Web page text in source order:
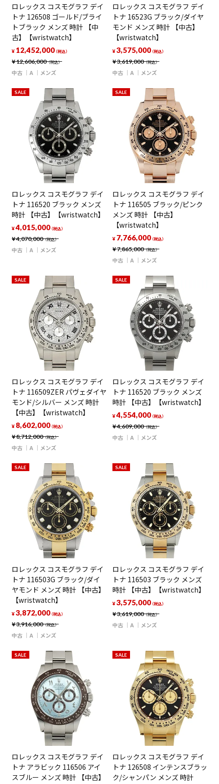
ロレックス コスモグラフ デイ
トナ 126508 ゴールド/ブライ
トブラック メンズ 時計 【中
古】【wristwatch】
¥12,606,000（税込）
¥ 12,452,000（税込）
中古 A メンズ
ロレックス コスモグラフ デイ
トナ 16523G ブラック/ダイヤ
モンド メンズ 時計 【中古】
【wristwatch】
¥3,619,000（税込）
¥3,575,000（税込）
中古 A メンズ
SALE
ロレックス コスモグラフ デイ
トナ 116520 ブラック メンズ
時計 【中古】【wristwatch】
¥4,070,000（税込）
¥4,015,000（税込）
中古 A メンズ
SALE
ロレックス コスモグラフ デイ
トナ 116505 ブラック/ピンク
メンズ 時計 【中古】
【wristwatch】
¥7,865,000（税込）
¥ 7,766,000（税込）
中古 A メンズ
SALE
ロレックス コスモグラフ デイ
トナ 116509ZER パヴェダイヤ
モンド/シルバー メンズ 時計
【中古】【wristwatch】
¥8,712,000（税込）
¥ 8,602,000（税込）
中古 A メンズ
SALE
ロレックス コスモグラフ デイ
トナ 116520 ブラック メンズ
時計 【中古】【wristwatch】
¥4,609,000（税込）
¥4,554,000（税込）
中古 A メンズ
SALE
ロレックス コスモグラフ デイ
トナ 116503G ブラック/ダイ
ヤモンド メンズ 時計 【中古】
【wristwatch】
¥3,916,000（税込）
¥3,872,000（税込）
中古 A メンズ
SALE
ロレックス コスモグラフ デイ
トナ 116503 ブラック メンズ
時計 【中古】【wristwatch】
¥3,619,000（税込）
¥3,575,000（税込）
中古 A メンズ
SALE
ロレックス コスモグラフ デイ
トナ アラビック 116506 アイ
スブルー メンズ 時計 【中古】
SALE
ロレックス コスモグラフ デイ
トナ 126508 インテンスブラッ
ク/シャンパン メンズ 時計